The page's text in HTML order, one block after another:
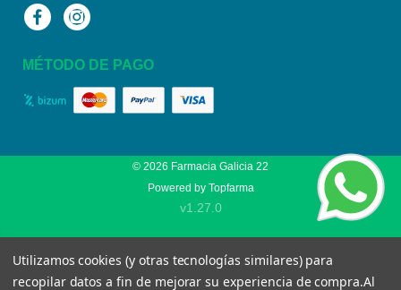
FacebookInstagram
MÉTODO DE PAGO
© 2026 Farmacia Galicia 22
Powered by Topfarma
v1.27.0
Utilizamos cookies (y otras tecnologías similares) para
recopilar datos a fin de mejorar su experiencia de compra.Al